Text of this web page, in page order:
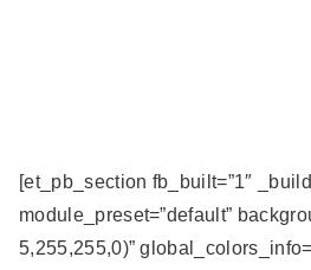
[et_pb_section fb_built=”1″
module_preset=”default”
5,255,255,0)”